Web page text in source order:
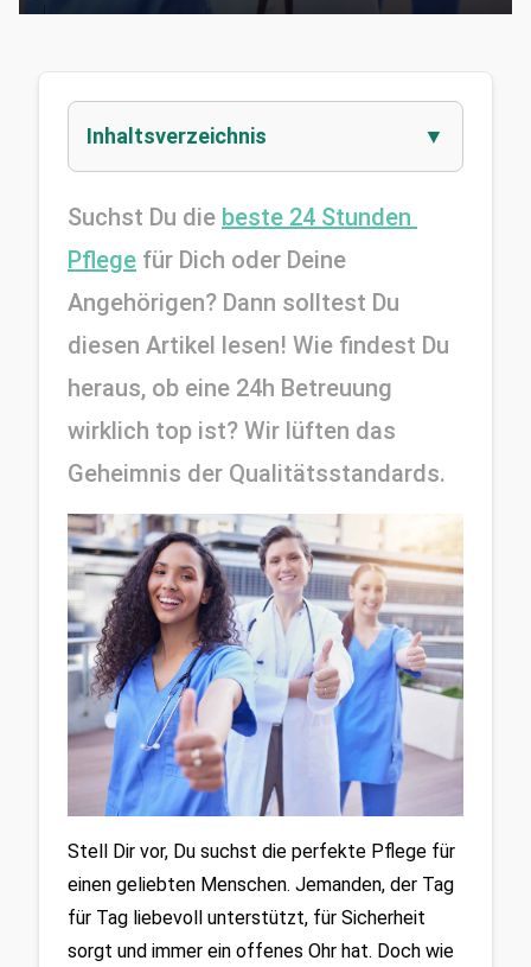
Inhaltsverzeichnis
Suchst Du die beste 24 Stunden
Pflege für Dich oder Deine
Angehörigen? Dann solltest Du
diesen Artikel lesen! Wie findest Du
heraus, ob eine 24h Betreuung
wirklich top ist? Wir lüften das
Geheimnis der Qualitätsstandards.
Stell Dir vor, Du suchst die perfekte Pflege für
einen geliebten Menschen. Jemanden, der Tag
für Tag liebevoll unterstützt, für Sicherheit
sorgt und immer ein offenes Ohr hat. Doch wie